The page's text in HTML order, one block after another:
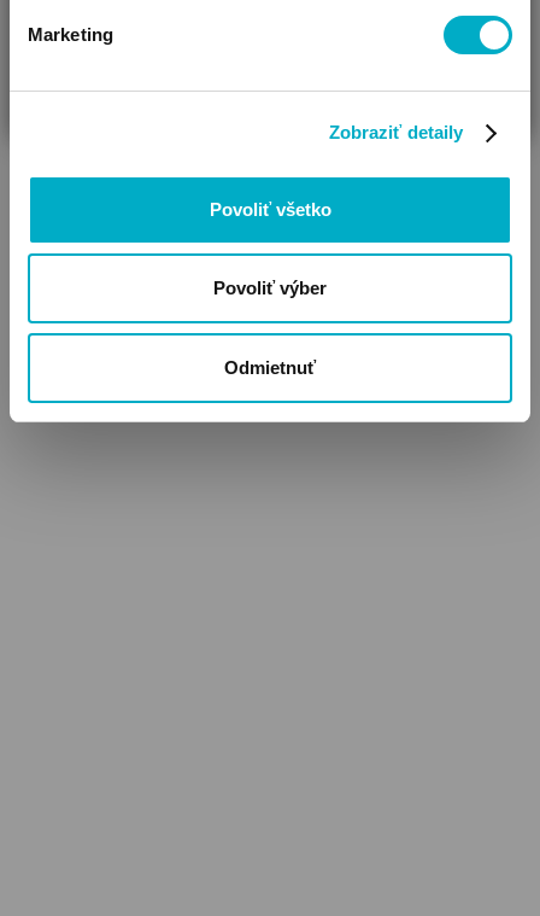
Marketing
Zobraziť detaily
Povoliť všetko
Povoliť výber
Odmietnuť
overalové fusaky